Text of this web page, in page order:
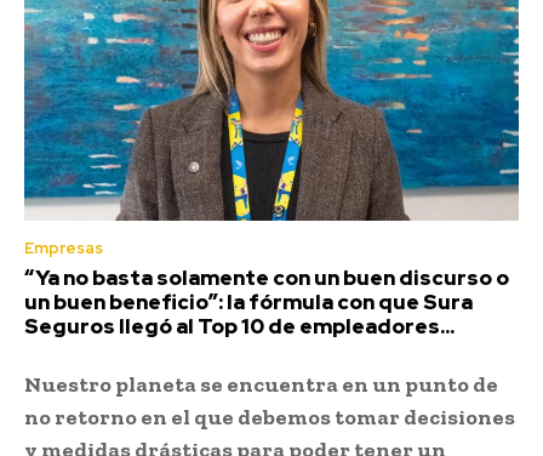
Empresas
“Ya no basta solamente con un buen discurso o
un buen beneficio”: la fórmula con que Sura
Seguros llegó al Top 10 de empleadores...
Nuestro planeta se encuentra en un punto de
no retorno en el que debemos tomar decisiones
y medidas drásticas para poder tener un